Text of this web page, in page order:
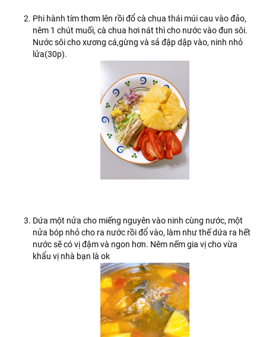
Phi hành tím thơm lên rồi đổ cà chua thái múi cau vào đảo,
nêm 1 chút muối, cà chua hơi nát thì cho nước vào đun sôi.
Nước sôi cho xương cá,gừng và sả đập dập vào, ninh nhỏ
lửa(30p).
Dứa một nửa cho miếng nguyên vào ninh cùng nước, một
nửa bóp nhỏ cho ra nước rồi đổ vào, làm như thế dứa ra hết
nước sẽ có vị đậm và ngon hơn. Nêm nếm gia vị cho vừa
khẩu vị nhà bạn là ok